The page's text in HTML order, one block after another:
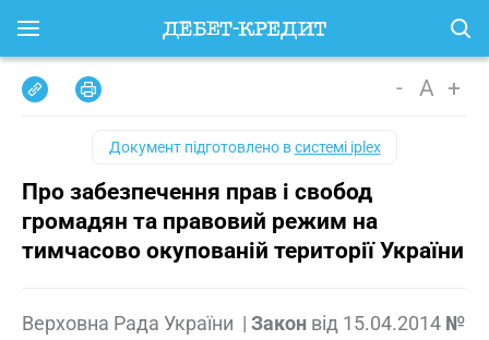
- A +
Документ підготовлено всистемі iplex
Про забезпечення прав і свобод
громадян та правовий режим на
тимчасово окупованій території України
Верховна Рада України | Закон від 15.04.2014 №